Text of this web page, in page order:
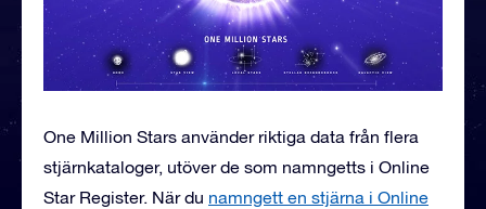
One Million Stars använder riktiga data från flera
stjärnkataloger, utöver de som namngetts i Online
Star Register. När du namngett en stjärna i Online